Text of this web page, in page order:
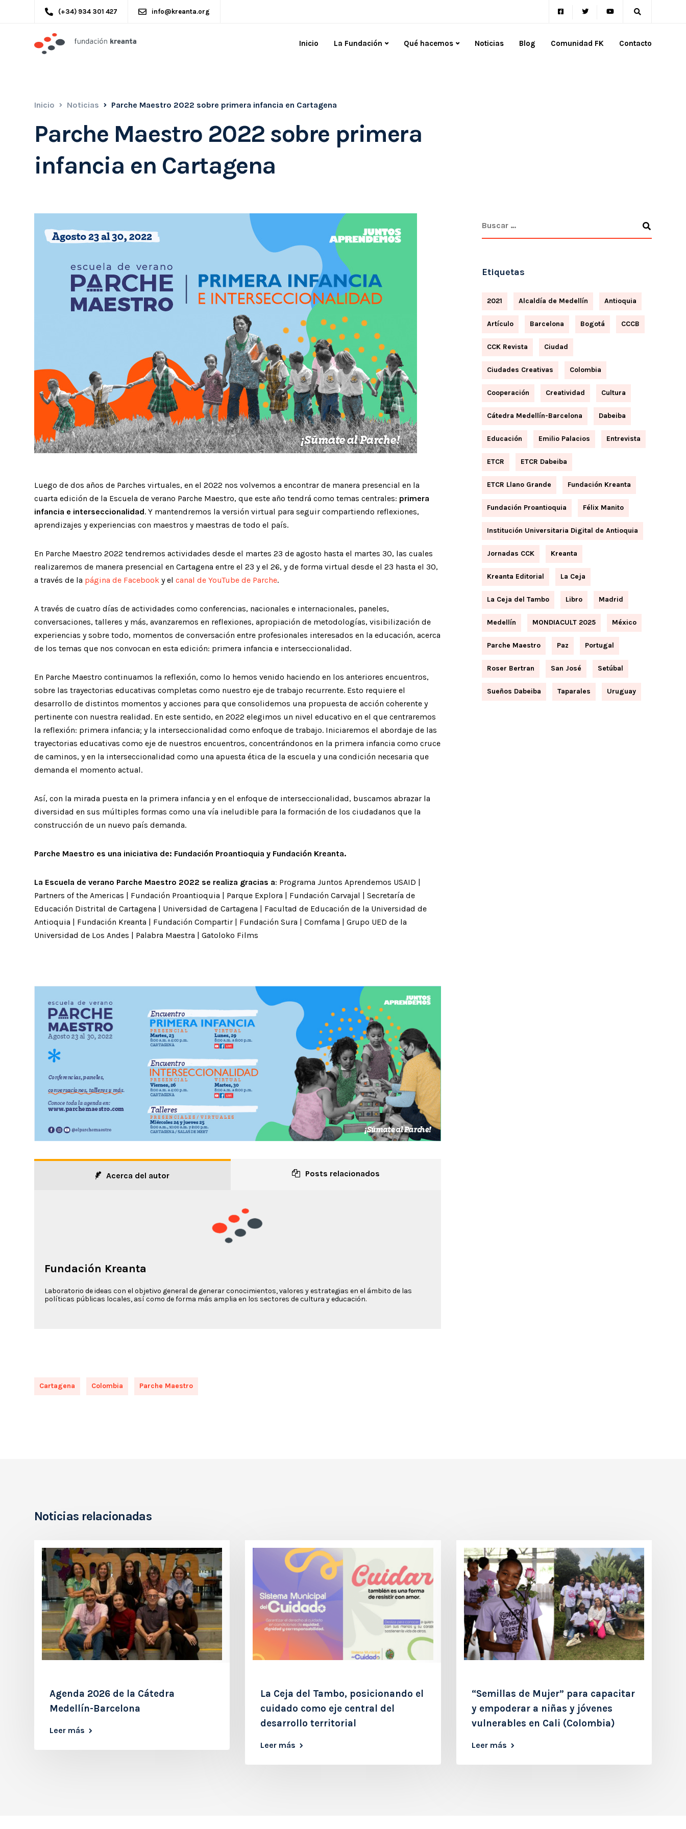
(+34) 934 301 427 info@kreanta.org
Inicio La Fundación Qué hacemos Noticias Blog Comunidad FK Contacto
Inicio Noticias Parche Maestro 2022 sobre primera infancia en Cartagena
Parche Maestro 2022 sobre primera
infancia en Cartagena
Luego de dos años de Parches virtuales, en el 2022 nos volvemos a encontrar de manera presencial en la
cuarta edición de la Escuela de verano Parche Maestro, que este año tendrá como temas centrales: primera
infancia e interseccionalidad. Y mantendremos la versión virtual para seguir compartiendo reflexiones,
aprendizajes y experiencias con maestros y maestras de todo el país.
En Parche Maestro 2022 tendremos actividades desde el martes 23 de agosto hasta el martes 30, las cuales
realizaremos de manera presencial en Cartagena entre el 23 y el 26, y de forma virtual desde el 23 hasta el 30,
a través de la página de Facebook y el canal de YouTube de Parche.
A través de cuatro días de actividades como conferencias, nacionales e internacionales, paneles,
conversaciones, talleres y más, avanzaremos en reflexiones, apropiación de metodologías, visibilización de
experiencias y sobre todo, momentos de conversación entre profesionales interesados en la educación, acerca
de los temas que nos convocan en esta edición: primera infancia e interseccionalidad.
En Parche Maestro continuamos la reflexión, como lo hemos venido haciendo en los anteriores encuentros,
sobre las trayectorias educativas completas como nuestro eje de trabajo recurrente. Esto requiere el
desarrollo de distintos momentos y acciones para que consolidemos una propuesta de acción coherente y
pertinente con nuestra realidad. En este sentido, en 2022 elegimos un nivel educativo en el que centraremos
la reflexión: primera infancia; y la interseccionalidad como enfoque de trabajo. Iniciaremos el abordaje de las
trayectorias educativas como eje de nuestros encuentros, concentrándonos en la primera infancia como cruce
de caminos, y en la interseccionalidad como una apuesta ética de la escuela y una condición necesaria que
demanda el momento actual.
Así, con la mirada puesta en la primera infancia y en el enfoque de interseccionalidad, buscamos abrazar la
diversidad en sus múltiples formas como una vía ineludible para la formación de los ciudadanos que la
construcción de un nuevo país demanda.
Parche Maestro es una iniciativa de: Fundación Proantioquia y Fundación Kreanta.
La Escuela de verano Parche Maestro 2022 se realiza gracias a: Programa Juntos Aprendemos USAID |
Partners of the Americas | Fundación Proantioquia | Parque Explora | Fundación Carvajal | Secretaría de
Educación Distrital de Cartagena | Universidad de Cartagena | Facultad de Educación de la Universidad de
Antioquia | Fundación Kreanta | Fundación Compartir | Fundación Sura | Comfama | Grupo UED de la
Universidad de Los Andes | Palabra Maestra | Gatoloko Films
Acerca del autor Posts relacionados
Fundación Kreanta
Laboratorio de ideas con el objetivo general de generar conocimientos, valores y estrategias en el ámbito de las
políticas públicas locales, así como de forma más amplia en los sectores de cultura y educación.
Cartagena Colombia Parche Maestro
Etiquetas
2021 Alcaldía de Medellín Antioquia
Artículo Barcelona Bogotá CCCB
CCK Revista Ciudad
Ciudades Creativas Colombia
Cooperación Creatividad Cultura
Cátedra Medellín-Barcelona Dabeiba
Educación Emilio Palacios Entrevista
ETCR ETCR Dabeiba
ETCR Llano Grande Fundación Kreanta
Fundación Proantioquia Félix Manito
Institución Universitaria Digital de Antioquia
Jornadas CCK Kreanta
Kreanta Editorial La Ceja
La Ceja del Tambo Libro Madrid
Medellín MONDIACULT 2025 México
Parche Maestro Paz Portugal
Roser Bertran San José Setúbal
Sueños Dabeiba Taparales Uruguay
Noticias relacionadas
Agenda 2026 de la Cátedra
Medellín-Barcelona
Leer más
La Ceja del Tambo, posicionando el
cuidado como eje central del
desarrollo territorial
Leer más
“Semillas de Mujer” para capacitar
y empoderar a niñas y jóvenes
vulnerables en Cali (Colombia)
Leer más